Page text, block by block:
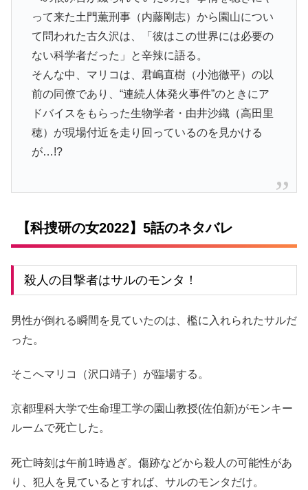
って来た土門薫刑事（内藤剛志） から園山につい
て問われた古久沢は、「彼はこの世界には必要の
ない科学者だった」と辛辣に語る。
そんな中、マリコは、 君嶋直樹（小池徹平） の以
前の同僚であり、“連続人体発火事件”のときにア
ドバイスをもらった生物学者・由井沙織（高田里
穂）が現場付近を走り回っているのを見かける
が…!?
【科捜研の女2022】5話のネタバレ
殺人の目撃者はサルのモンタ！
男性が倒れる瞬間を見ていたのは、檻に入れられたサルだ
った。
そこへマリコ（沢口靖子）が臨場する。
京都理科大学で生命理工学の園山教授(佐伯新)がモンキー
ルームで死亡した。
死亡時刻は午前1時過ぎ。傷跡などから殺人の可能性があ
り、犯人を見ているとすれば、サルのモンタだけ。